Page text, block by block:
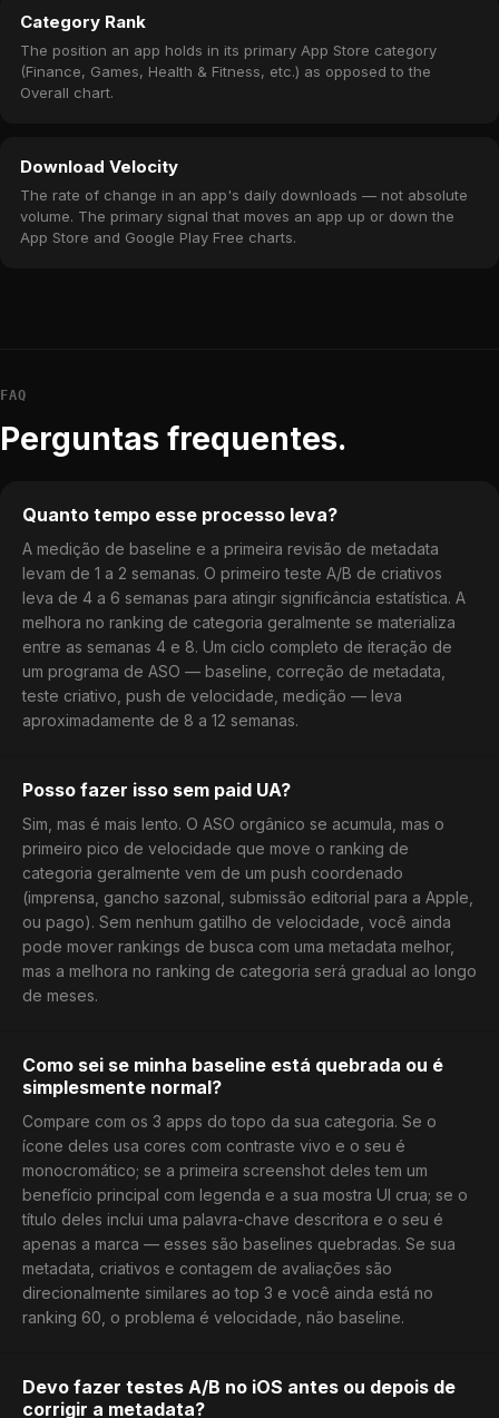
Category Rank
The position an app holds in its primary App Store category
(Finance, Games, Health & Fitness, etc.) as opposed to the
Overall chart.
Download Velocity
The rate of change in an app's daily downloads — not absolute
volume. The primary signal that moves an app up or down the
App Store and Google Play Free charts.
FAQ
Perguntas frequentes.
Quanto tempo esse processo leva?
A medição de baseline e a primeira revisão de metadata
levam de 1 a 2 semanas. O primeiro teste A/B de criativos
leva de 4 a 6 semanas para atingir significância estatística. A
melhora no ranking de categoria geralmente se materializa
entre as semanas 4 e 8. Um ciclo completo de iteração de
um programa de ASO — baseline, correção de metadata,
teste criativo, push de velocidade, medição — leva
aproximadamente de 8 a 12 semanas.
Posso fazer isso sem paid UA?
Sim, mas é mais lento. O ASO orgânico se acumula, mas o
primeiro pico de velocidade que move o ranking de
categoria geralmente vem de um push coordenado
(imprensa, gancho sazonal, submissão editorial para a Apple,
ou pago). Sem nenhum gatilho de velocidade, você ainda
pode mover rankings de busca com uma metadata melhor,
mas a melhora no ranking de categoria será gradual ao longo
de meses.
Como sei se minha baseline está quebrada ou é
simplesmente normal?
Compare com os 3 apps do topo da sua categoria. Se o
ícone deles usa cores com contraste vivo e o seu é
monocromático; se a primeira screenshot deles tem um
benefício principal com legenda e a sua mostra UI crua; se o
título deles inclui uma palavra-chave descritora e o seu é
apenas a marca — esses são baselines quebradas. Se sua
metadata, criativos e contagem de avaliações são
direcionalmente similares ao top 3 e você ainda está no
ranking 60, o problema é velocidade, não baseline.
Devo fazer testes A/B no iOS antes ou depois de
corrigir a metadata?